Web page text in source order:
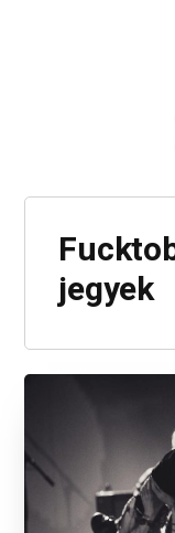
jegyek